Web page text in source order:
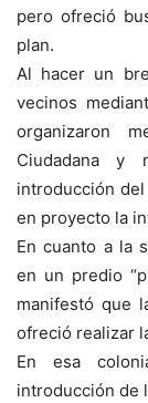
pero ofreció
plan.
Al hacer un
vecinos
organizaron
Ciudadana y
introducción
en proyecto la
En cuanto a la
en un predio
manifestó que
ofreció realizar
En esa
introducción de